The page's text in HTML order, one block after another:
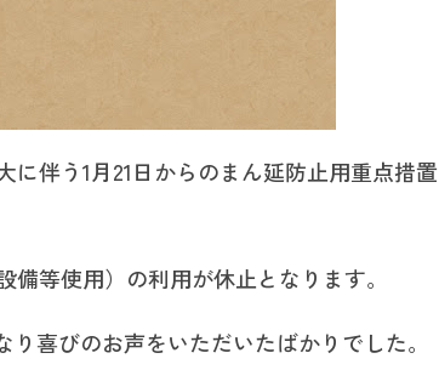
伴う1月21日からのまん延防止用重点措置
等使用）の利用が休止となります。
喜びのお声をいただいたばかりでした。